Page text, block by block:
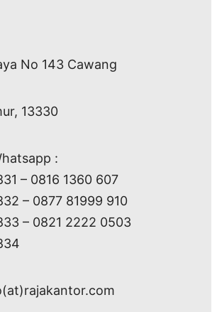
No 143 Cawang
13330
:
– 0816 1360 607
– 0877 81999 910
– 0821 2222 0503